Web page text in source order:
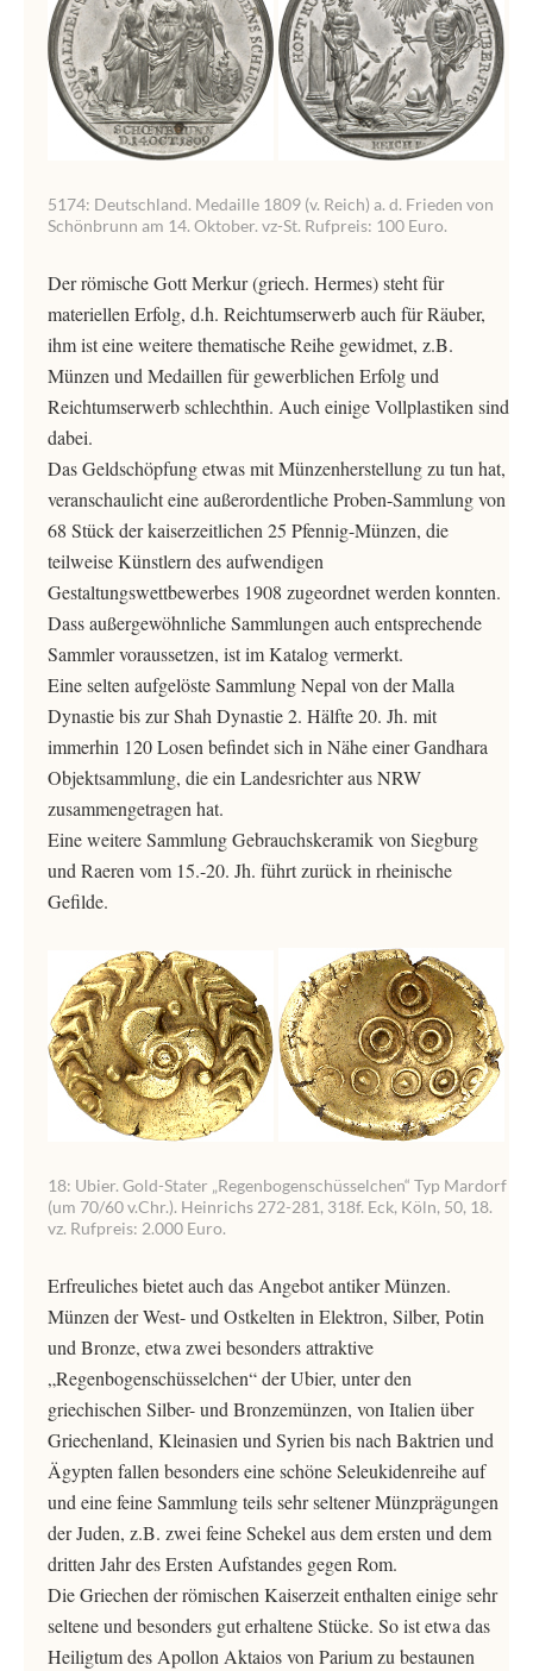
5174: Deutschland. Medaille 1809 (v. Reich) a. d. Frieden von
Schönbrunn am 14. Oktober. vz-St. Rufpreis: 100 Euro.
Der römische Gott Merkur (griech. Hermes) steht für
materiellen Erfolg, d.h. Reichtumserwerb auch für Räuber,
ihm ist eine weitere thematische Reihe gewidmet, z.B.
Münzen und Medaillen für gewerblichen Erfolg und
Reichtumserwerb schlechthin. Auch einige Vollplastiken sind
dabei.
Das Geldschöpfung etwas mit Münzenherstellung zu tun hat,
veranschaulicht eine außerordentliche Proben-Sammlung von
68 Stück der kaiserzeitlichen 25 Pfennig-Münzen, die
teilweise Künstlern des aufwendigen
Gestaltungswettbewerbes 1908 zugeordnet werden konnten.
Dass außergewöhnliche Sammlungen auch entsprechende
Sammler voraussetzen, ist im Katalog vermerkt.
Eine selten aufgelöste Sammlung Nepal von der Malla
Dynastie bis zur Shah Dynastie 2. Hälfte 20. Jh. mit
immerhin 120 Losen befindet sich in Nähe einer Gandhara
Objektsammlung, die ein Landesrichter aus NRW
zusammengetragen hat.
Eine weitere Sammlung Gebrauchskeramik von Siegburg
und Raeren vom 15.-20. Jh. führt zurück in rheinische
Gefilde.
18: Ubier. Gold-Stater „Regenbogenschüsselchen“ Typ Mardorf
(um 70/60 v.Chr.). Heinrichs 272-281, 318f. Eck, Köln, 50, 18.
vz. Rufpreis: 2.000 Euro.
Erfreuliches bietet auch das Angebot antiker Münzen.
Münzen der West- und Ostkelten in Elektron, Silber, Potin
und Bronze, etwa zwei besonders attraktive
„Regenbogenschüsselchen“ der Ubier, unter den
griechischen Silber- und Bronzemünzen, von Italien über
Griechenland, Kleinasien und Syrien bis nach Baktrien und
Ägypten fallen besonders eine schöne Seleukidenreihe auf
und eine feine Sammlung teils sehr seltener Münzprägungen
der Juden, z.B. zwei feine Schekel aus dem ersten und dem
dritten Jahr des Ersten Aufstandes gegen Rom.
Die Griechen der römischen Kaiserzeit enthalten einige sehr
seltene und besonders gut erhaltene Stücke. So ist etwa das
Heiligtum des Apollon Aktaios von Parium zu bestaunen